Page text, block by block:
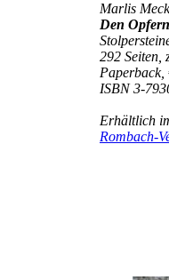
Marlis
Den
292 Seiten,
Paperback,
ISBN 3-
Erhältlich
Rombach-